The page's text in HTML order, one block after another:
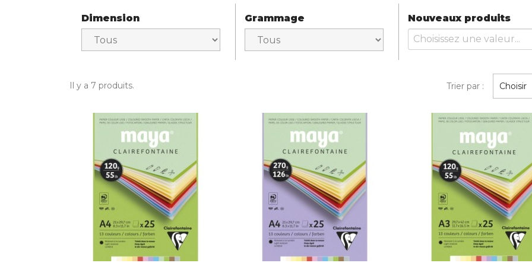
Dimension Grammage Nouveaux produits
Il y a 7 produits. Trier par : Choisir